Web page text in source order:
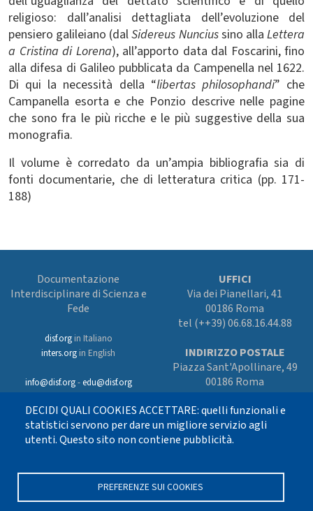
religioso: dall’analisi dettagliata dell’evoluzione del
pensiero galileiano (dalSidereus Nunciussino allaLettera
a Cristina di Lorena), all’apporto data dal Foscarini, fino
alla difesa di Galileo pubblicata da Campenella nel 1622.
Di qui la necessità della “libertas philosophandi” che
Campanella esorta e che Ponzio descrive nelle pagine
che sono fra le più ricche e le più suggestive della sua
monografia.
Il volume è corredato da un’ampia bibliografia sia di
fonti documentarie, che di letteratura critica (pp. 171-
188)
Documentazione
Interdisciplinare di Scienza e
Fede
disf.orgin Italiano
inters.org in English
info@disf.org-edu@disf.org
UFFICI
Via dei Pianellari, 41
00186 Roma
tel (++39) 06.68.16.44.88
INDIRIZZO POSTALE
Piazza Sant'Apollinare, 49
00186 Roma
In collaborazione
con il Servizio
nazionale della CEI
per il progetto
cattolica
DECIDI QUALI COOKIES ACCETTARE: quelli funzionali e
statistici servono per dare un migliore servizio agli
utenti. Questo sito non contiene pubblicità.
PREFERENZE SUI COOKIES